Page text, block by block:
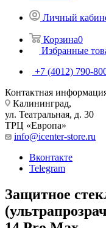
Личный
Корзина0
Избранные
+7 (4012) 790-
Контактная
Калининград,
ул. Театральная, д. 30
ТРЦ «Европа»
info@icenter-store.ru
Вконтакте
Telegram
Защитное